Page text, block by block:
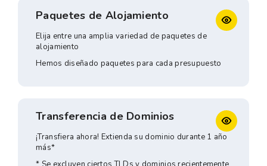
Paquetes de Alojamiento
Elija entre una amplia variedad de paquetes de
alojamiento
Hemos diseñado paquetes para cada presupuesto
Transferencia de Dominios
¡Transfiera ahora! Extienda su dominio durante 1 año
más*